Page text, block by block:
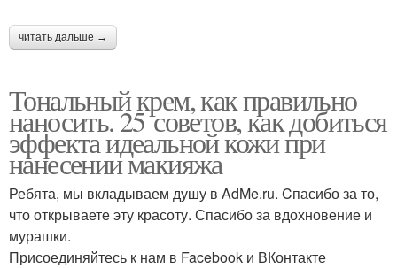
читать дальше →
Тональный крем, как правильно
наносить. 25 советов, как добиться
эффекта идеальной кожи при
нанесении макияжа
Ребята, мы вкладываем душу в AdMe.ru. Cпасибо за то,
что открываете эту красоту. Спасибо за вдохновение и
мурашки.
Присоединяйтесь к нам в Facebook и ВКонтакте